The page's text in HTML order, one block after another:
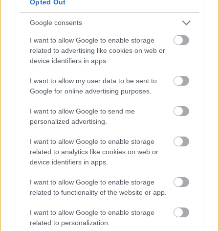
Opted Out
Google consents
I want to allow Google to enable storage
related to advertising like cookies on web or
device identifiers in apps.
I want to allow my user data to be sent to
Google for online advertising purposes.
I want to allow Google to send me
personalized advertising.
I want to allow Google to enable storage
related to analytics like cookies on web or
device identifiers in apps.
I want to allow Google to enable storage
related to functionality of the website or app.
I want to allow Google to enable storage
related to personalization.
műemlékfelújítás műemlék restaurálás
Történelmi táj, amelynek minden köve mesél –
A projekt részeként megújulnak a területen található
műemlékek, köztük a különleges Műromok, valamint a közeli
Várkanyarban álló Nepomuki Szent János híd és szobor is.
Bicske Kelet csomópont építése
Új gyalogosátkelők és jelzőlámpás
csomópont épül Angyalföldön